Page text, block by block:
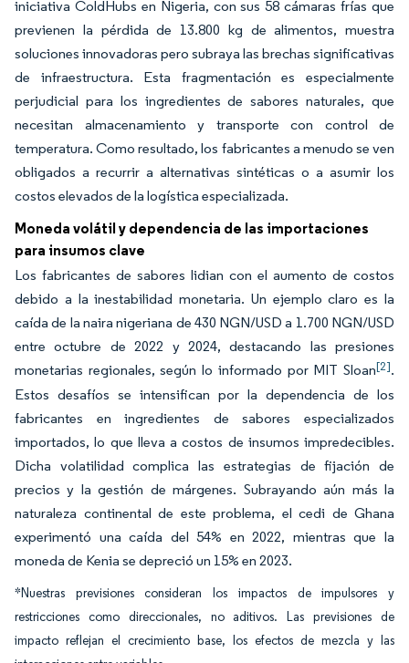
iniciativa ColdHubs en Nigeria, con sus 58 cámaras frías que
previenen la pérdida de 13.800 kg de alimentos, muestra
soluciones innovadoras pero subraya las brechas significativas
de infraestructura. Esta fragmentación es especialmente
perjudicial para los ingredientes de sabores naturales, que
necesitan almacenamiento y transporte con control de
temperatura. Como resultado, los fabricantes a menudo se ven
obligados a recurrir a alternativas sintéticas o a asumir los
costos elevados de la logística especializada.
Moneda volátil y dependencia de las importaciones
para insumos clave
Los fabricantes de sabores lidian con el aumento de costos
debido a la inestabilidad monetaria. Un ejemplo claro es la
caída de la naira nigeriana de 430 NGN/USD a 1.700 NGN/USD
entre octubre de 2022 y 2024, destacando las presiones
monetarias regionales, según lo informado por MIT Sloan[2].
Estos desafíos se intensifican por la dependencia de los
fabricantes en ingredientes de sabores especializados
importados, lo que lleva a costos de insumos impredecibles.
Dicha volatilidad complica las estrategias de fijación de
precios y la gestión de márgenes. Subrayando aún más la
naturaleza continental de este problema, el cedi de Ghana
experimentó una caída del 54% en 2022, mientras que la
moneda de Kenia se depreció un 15% en 2023.
*Nuestras previsiones consideran los impactos de impulsores y
restricciones como direccionales, no aditivos. Las previsiones de
impacto reflejan el crecimiento base, los efectos de mezcla y las